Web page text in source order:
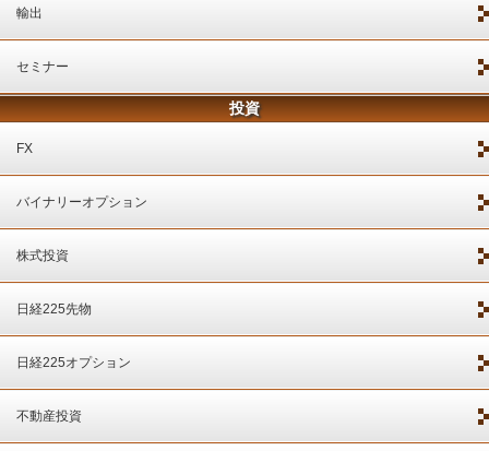
輸出
セミナー
投資
FX
バイナリーオプション
株式投資
日経225先物
日経225オプション
不動産投資